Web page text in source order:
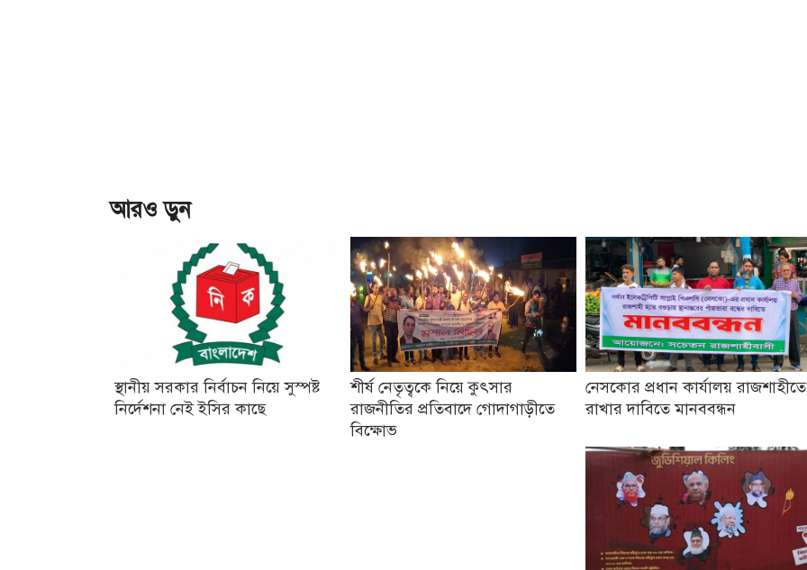
আরও ড়ুন
স্থানীয় সরকার নির্বাচন নিয়ে সুস্পষ্ট
নির্দেশনা নেই ইসির কাছে
শীর্ষ নেতৃত্বকে নিয়ে কুৎসার
রাজনীতির প্রতিবাদে গোদাগাড়ীতে
বিক্ষোভ
নেসকোর প্রধান কার্যালয় রাজশাহীতে
রাখার দাবিতে মানববন্ধন